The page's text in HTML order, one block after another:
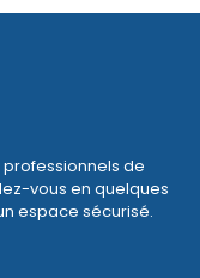
de
vous en quelques
espace sécurisé.